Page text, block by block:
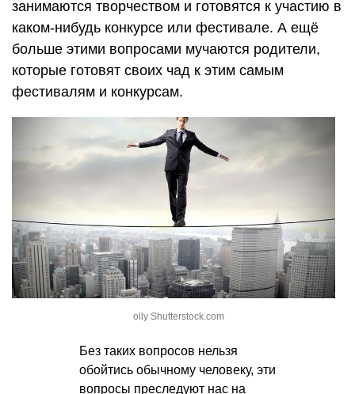
занимаются творчеством и готовятся к участию в
каком-нибудь конкурсе или фестивале. А ещё
больше этими вопросами мучаются родители,
которые готовят своих чад к этим самым
фестивалям и конкурсам.
olly Shutterstock.com
Без таких вопросов нельзя
обойтись обычному человеку, эти
вопросы преследуют нас на